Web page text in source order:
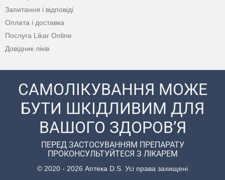
Запитання і відповіді
Оплата і доставка
Послуга Likar Online
Довідник ліків
САМОЛІКУВАННЯ МОЖЕ
БУТИ ШКІДЛИВИМ ДЛЯ
ВАШОГО ЗДОРОВ’Я
ПЕРЕД ЗАСТОСУВАННЯМ ПРЕПАРАТУ
ПРОКОНСУЛЬТУЙТЕСЯ З ЛІКАРЕМ
© 2020 - 2026 Аптека D.S. Усі права захищені